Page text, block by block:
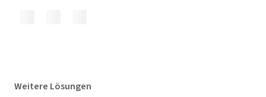
Weitere Lösungen